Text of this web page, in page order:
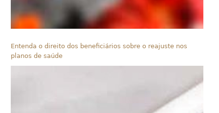
Entenda o direito dos beneficiários sobre o reajuste nos
planos de saúde